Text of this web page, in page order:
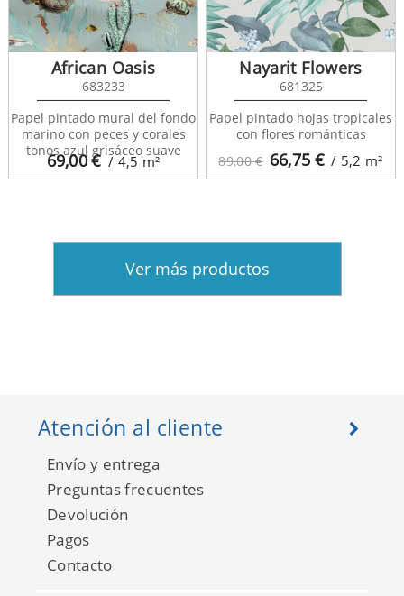
69,00€ / 4,5m²
African Oasis
683233
Papel pintado mural del fondo
marino con peces y corales
tonos azul grisáceo suave
89,00 € 66,75 € / 5,2 m²
Nayarit Flowers
681325
Papel pintado hojas tropicales
con flores románticas
Ver más productos
Atención al cliente
Envío y entrega
Preguntas frecuentes
Devolución
Pagos
Contacto